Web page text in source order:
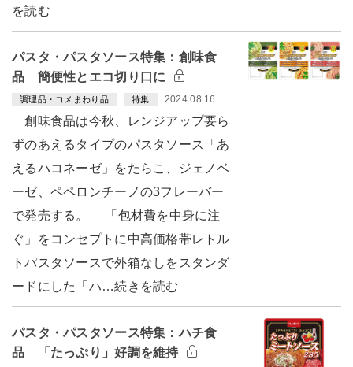
を読む
パスタ・パスタソース特集：創味食
品 簡便性とエコ切り口に
調理品・コメまわり品 特集 2024.08.16
創味食品は今秋、レンジアップ要ら
ずのあえるタイプのパスタソース「あ
えるハコネーゼ」をたらこ、ジェノベ
ーゼ、ペペロンチーノの3フレーバー
で発売する。 「包材費を中身に注
ぐ」をコンセプトに中高価格帯レトル
トパスタソースで外箱なしをスタンダ
ードにした「ハ…続きを読む
パスタ・パスタソース特集：ハチ食
品 「たっぷり」好調を維持